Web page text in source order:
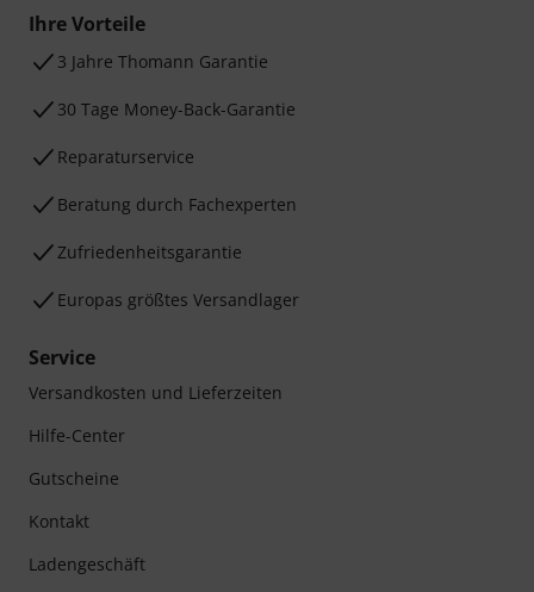
Ihre Vorteile
3 Jahre Thomann Garantie
30 Tage Money-Back-Garantie
Reparaturservice
Beratung durch Fachexperten
Zufriedenheitsgarantie
Europas größtes Versandlager
Service
Versandkosten und Lieferzeiten
Hilfe-Center
Gutscheine
Kontakt
Ladengeschäft